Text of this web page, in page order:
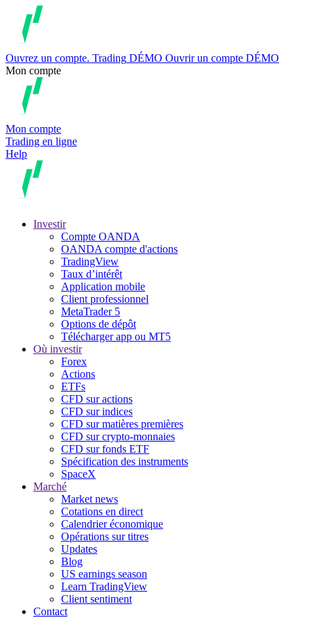
Ouvrez un compte. Trading DÉMO Ouvrir un compte DÉMO
Mon compte
Mon compte
Trading en ligne
Help
Investir
Compte OANDA
OANDA compte d'actions
TradingView
Taux d’intérêt
Application mobile
Client professionnel
MetaTrader 5
Options de dépôt
Télécharger app ou MT5
Où investir
Forex
Actions
ETFs
CFD sur actions
CFD sur indices
CFD sur matières premières
CFD sur crypto-monnaies
CFD sur fonds ETF
Spécification des instruments
SpaceX
Marché
Market news
Cotations en direct
Calendrier économique
Opérations sur titres
Updates
Blog
US earnings season
Learn TradingView
Client sentiment
Contact